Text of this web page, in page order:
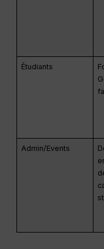
Étudiants
Admin/Events